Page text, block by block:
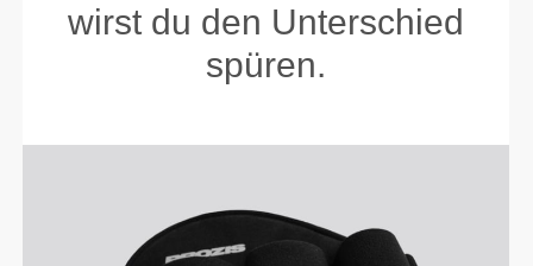
wirst du den Unterschied
spüren.